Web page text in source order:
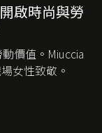
啟時尚與勞
價值。 Miuccia
女性致敬。